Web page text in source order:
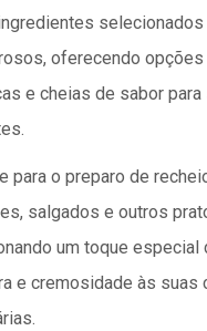
oferecendo opções
e cheias de sabor para
para o preparo de
salgados e outros
um toque especial
e cremosidade às suas